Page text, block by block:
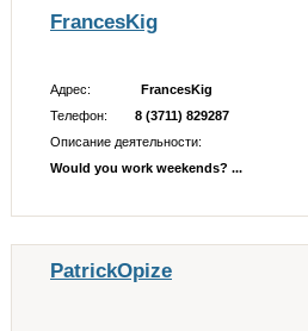
FrancesKig
Адрес:
FrancesKig
Телефон:
8 (3711) 829287
Описание деятельности:
Would you work weekends? ...
PatrickOpize